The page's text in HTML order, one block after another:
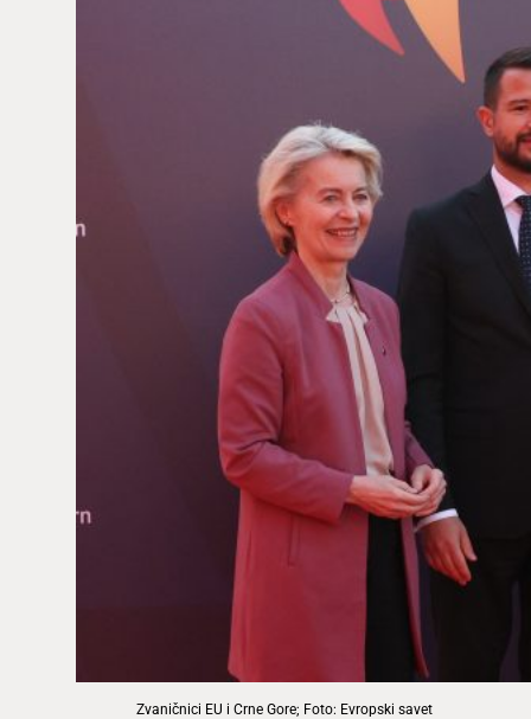
Zvaničnici EU i Crne Gore; Foto: Evropski savet